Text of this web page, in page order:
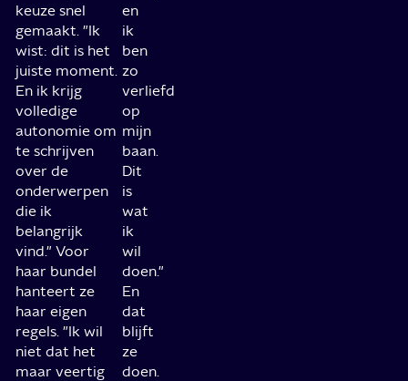
keuze snel
gemaakt. "Ik
wist: dit is het
juiste moment.
En ik krijg
volledige
autonomie om
te schrijven
over de
onderwerpen
die ik
belangrijk
vind." Voor
haar bundel
hanteert ze
haar eigen
regels. "Ik wil
niet dat het
maar veertig
en
ik
ben
zo
verliefd
op
mijn
baan.
Dit
is
wat
ik
wil
doen."
En
dat
blijft
ze
doen.